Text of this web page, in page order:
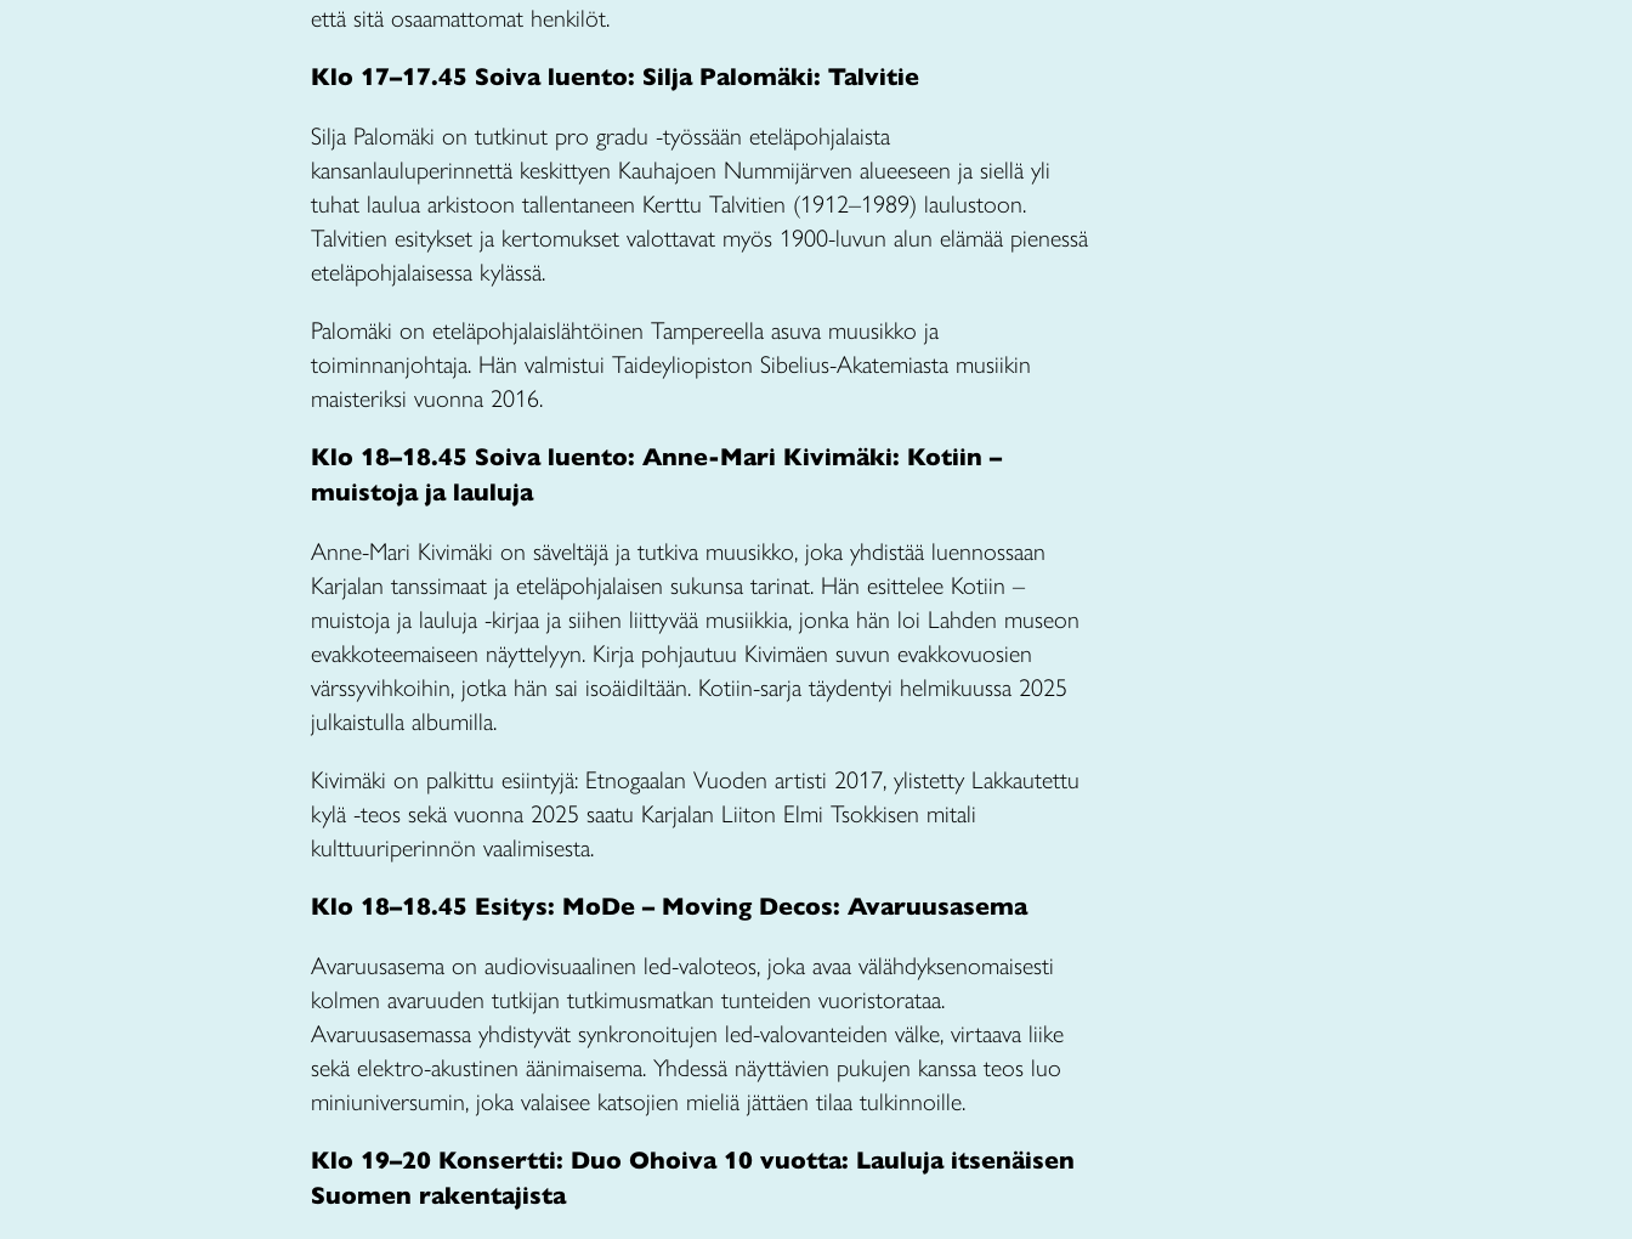
että sitä osaamattomat henkilöt.
Klo 17–17.45 Soiva luento: Silja Palomäki: Talvitie
Silja Palomäki on tutkinut pro gradu -työssään eteläpohjalaista
kansanlauluperinnettä keskittyen Kauhajoen Nummijärven alueeseen ja siellä yli
tuhat laulua arkistoon tallentaneen Kerttu Talvitien (1912–1989) laulustoon.
Talvitien esitykset ja kertomukset valottavat myös 1900-luvun alun elämää pienessä
eteläpohjalaisessa kylässä.
Palomäki on eteläpohjalaislähtöinen Tampereella asuva muusikko ja
toiminnanjohtaja. Hän valmistui Taideyliopiston Sibelius-Akatemiasta musiikin
maisteriksi vuonna 2016.
Klo 18–18.45 Soiva luento: Anne-Mari Kivimäki: Kotiin –
muistoja ja lauluja
Anne-Mari Kivimäki on säveltäjä ja tutkiva muusikko, joka yhdistää luennossaan
Karjalan tanssimaat ja eteläpohjalaisen sukunsa tarinat. Hän esittelee Kotiin –
muistoja ja lauluja -kirjaa ja siihen liittyvää musiikkia, jonka hän loi Lahden museon
evakkoteemaiseen näyttelyyn. Kirja pohjautuu Kivimäen suvun evakkovuosien
värssyvihkoihin, jotka hän sai isoäidiltään. Kotiin-sarja täydentyi helmikuussa 2025
julkaistulla albumilla.
Kivimäki on palkittu esiintyjä: Etnogaalan Vuoden artisti 2017, ylistetty Lakkautettu
kylä -teos sekä vuonna 2025 saatu Karjalan Liiton Elmi Tsokkisen mitali
kulttuuriperinnön vaalimisesta.
Klo 18–18.45 Esitys: MoDe – Moving Decos: Avaruusasema
Avaruusasema on audiovisuaalinen led-valoteos, joka avaa välähdyksenomaisesti
kolmen avaruuden tutkijan tutkimusmatkan tunteiden vuoristorataa.
Avaruusasemassa yhdistyvät synkronoitujen led-valovanteiden välke, virtaava liike
sekä elektro-akustinen äänimaisema. Yhdessä näyttävien pukujen kanssa teos luo
miniuniversumin, joka valaisee katsojien mieliä jättäen tilaa tulkinnoille.
Klo 19–20 Konsertti: Duo Ohoiva 10 vuotta: Lauluja itsenäisen
Suomen rakentajista